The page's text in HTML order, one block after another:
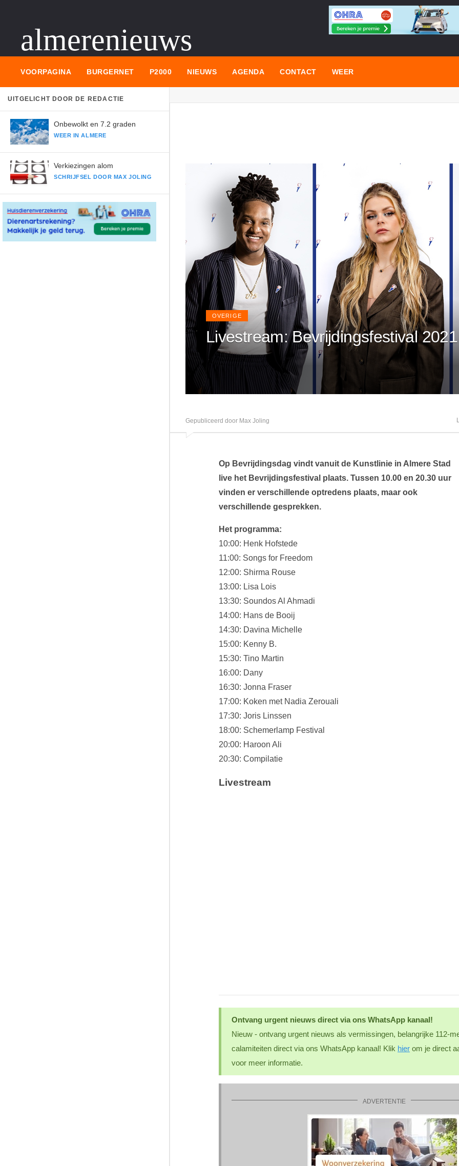
almerenieuws
VOORPAGINA BURGERNET P2000 NIEUWS AGENDA CONTACT WEER
UITGELICHT DOOR DE REDACTIE
Onbewolkt en 7.2 graden
WEER IN ALMERE
Verkiezingen alom
SCHRIJFSEL DOOR MAX JOLING
OVERIGE
Livestream: Bevrijdingsfestival 2021
Gepubliceerd door Max Joling
Op Bevrijdingsdag vindt vanuit de Kunstlinie in Almere Stad
live het Bevrijdingsfestival plaats. Tussen 10.00 en 20.30 uur
vinden er verschillende optredens plaats, maar ook
verschillende gesprekken.
Het programma:
10:00: Henk Hofstede
11:00: Songs for Freedom
12:00: Shirma Rouse
13:00: Lisa Lois
13:30: Soundos Al Ahmadi
14:00: Hans de Booij
14:30: Davina Michelle
15:00: Kenny B.
15:30: Tino Martin
16:00: Dany
16:30: Jonna Fraser
17:00: Koken met Nadia Zerouali
17:30: Joris Linssen
18:00: Schemerlamp Festival
20:00: Haroon Ali
20:30: Compilatie
Livestream
Ontvang urgent nieuws direct via ons WhatsApp kanaal!
Nieuw - ontvang urgent nieuws als vermissingen, belangrijke 112-
calamiteiten direct via ons WhatsApp kanaal! Klik hier om je direct
voor meer informatie.